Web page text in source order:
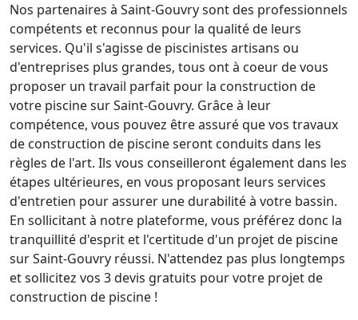
Nos partenaires à Saint-Gouvry sont des professionnels
compétents et reconnus pour la qualité de leurs
services. Qu'il s'agisse de piscinistes artisans ou
d'entreprises plus grandes, tous ont à coeur de vous
proposer un travail parfait pour la construction de
votre piscine sur Saint-Gouvry. Grâce à leur
compétence, vous pouvez être assuré que vos travaux
de construction de piscine seront conduits dans les
règles de l'art. Ils vous conseilleront également dans les
étapes ultérieures, en vous proposant leurs services
d'entretien pour assurer une durabilité à votre bassin.
En sollicitant à notre plateforme, vous préférez donc la
tranquillité d'esprit et l'certitude d'un projet de piscine
sur Saint-Gouvry réussi. N'attendez pas plus longtemps
et sollicitez vos 3 devis gratuits pour votre projet de
construction de piscine !